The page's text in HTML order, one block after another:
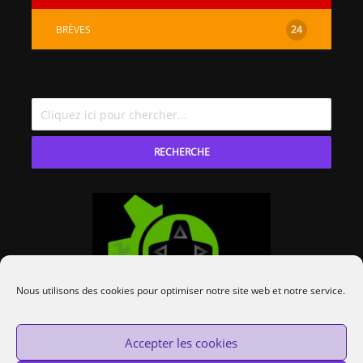
Nous utilisons des cookies pour optimiser notre site web et notre service.
Accepter les cookies
BRÈVES 24
RECHERCHE